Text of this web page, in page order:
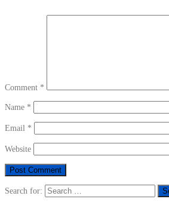
Comment *
Name *
Email *
Website
Search for: